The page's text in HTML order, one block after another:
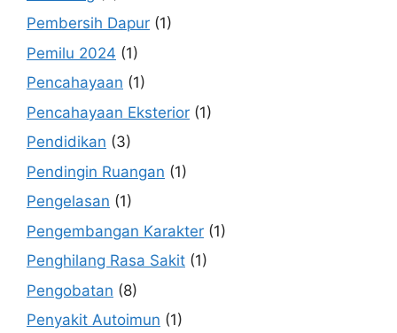
Pembersih Dapur (1)
Pemilu 2024 (1)
Pencahayaan (1)
Pencahayaan Eksterior (1)
Pendidikan (3)
Pendingin Ruangan (1)
Pengelasan (1)
Pengembangan Karakter (1)
Penghilang Rasa Sakit (1)
Pengobatan (8)
Penyakit Autoimun (1)